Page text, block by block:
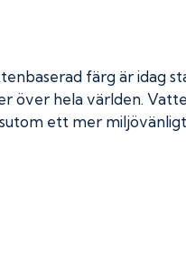
färg är idag
över hela världen.
ett mer